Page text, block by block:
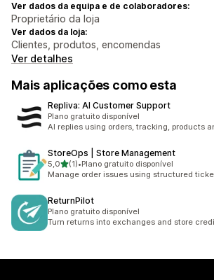
Ver dados da equipa e de colaboradores:
Proprietário da loja
Ver dados da loja:
Clientes, produtos, encomendas
Ver detalhes
Mais aplicações como esta
Repliva: AI Customer Support
Plano gratuito disponível
AI replies using orders, tracking, products
StoreOps | Store Management
5,0de 5 estrelas
(1)
1 total de avaliações
•Plano gratuito disponível
Manage order issues using structured
ReturnPilot
Plano gratuito disponível
Turn returns into exchanges and store